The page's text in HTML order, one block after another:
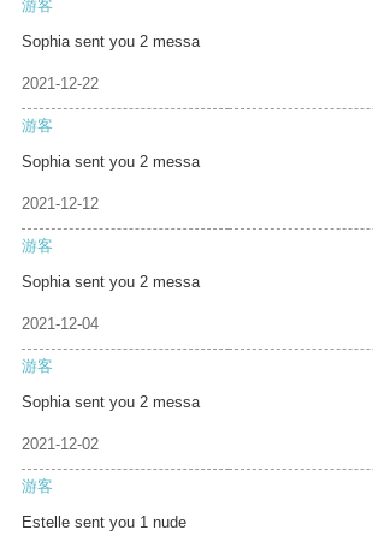
游客
Sophia sent you 2 messa
2021-12-22
游客
Sophia sent you 2 messa
2021-12-12
游客
Sophia sent you 2 messa
2021-12-04
游客
Sophia sent you 2 messa
2021-12-02
游客
Estelle sent you 1 nude